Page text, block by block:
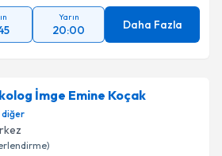
Yarın
20:00 Daha Fazla
İmge Emine Koçak
diğer